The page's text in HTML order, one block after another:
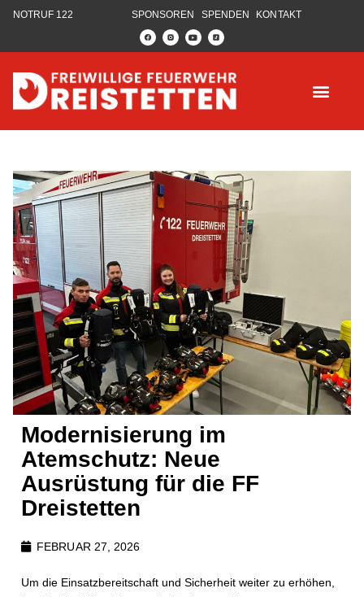
NOTRUF 122 SPONSOREN SPENDEN KONTAKT
Modernisierung im
Atemschutz: Neue
Ausrüstung für die FF
Dreistetten
FEBRUAR 27, 2026
Um die Einsatzbereitschaft und Sicherheit weiter zu erhöhen,